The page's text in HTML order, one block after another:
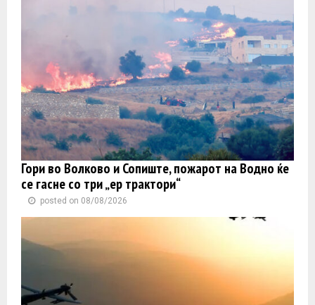
Гори во Волково и Сопиште, пожарот на Водно ќе
се гасне со три „ер трактори“
posted on 08/08/2026